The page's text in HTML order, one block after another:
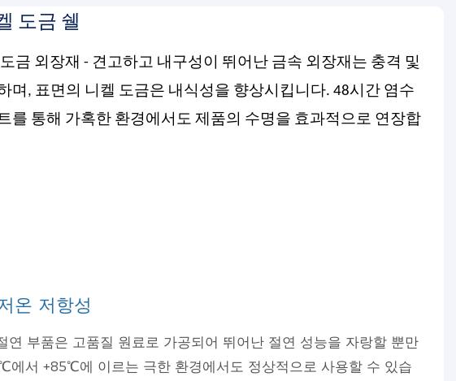
도금 쉘
금 외장재 - 견고하고 내구성이 뛰어난 금속 외장재는 충격 및
며, 표면의 니켈 도금은 내식성을 향상시킵니다. 48시간 염수
를 통해 가혹한 환경에서도 제품의 수명을 효과적으로 연장합
온 저항성
연 부품은 고품질 원료로 가공되어 뛰어난 절연 성능을 자랑할 뿐만
에서 +85℃에 이르는 극한 환경에서도 정상적으로 사용할 수 있습